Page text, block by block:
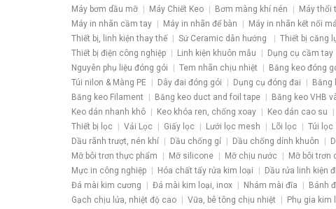
Máy bơm dầu mỡ
Máy Chiết Keo Bơm màng khí nén Máy thổi
Máy in nhãn cầm tay
Máy in nhãn để bàn Máy in nhãn kết nối
Thiết bị, linh kiện thay thế
Sứ Ceramic dẫn hướng Thiết bị căng
Thiết bị điện công nghiệp
Linh kiện khuôn mẫu Dụng cụ cầm tay
Nguyên phụ liệu đóng gói
Tem nhãn chịu nhiệt Băng keo đóng
Túi nilon & Màng PE
Dây đai đóng gói Dụng cụ đóng đai Băng
Băng keo Filament
Băng keo duct and foil tape Băng keo VHB
Keo dán nhanh khô
Keo khóa ren, chống xoay Keo dán cao su
Thiết bị lọc
Vải Lọc Giấy lọc Lưới lọc mesh Lõi lọc Túi lọc
Dầu rãnh trượt, nén khí
Dầu chống gỉ Dầu chống dính khuôn
Mỡ bôi trơn thực phẩm
Mỡ silicone Mỡ chịu nước Mỡ bôi trơn
Mực in công nghiệp
Hóa chất tẩy rửa kim loại Dầu rửa linh kiện
Đá mài kim cương
Đá mài kim loại, inox Nhám mài đĩa Bánh
Gạch chịu lửa, nhiệt độ cao
Vữa, bê tông chịu nhiệt Phụ gia kim